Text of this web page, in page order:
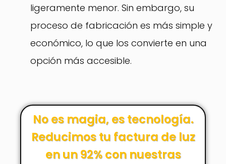
ligeramente menor. Sin embargo, su
proceso de fabricación es más simple y
económico, lo que los convierte en una
opción más accesible.
No es magia, es tecnología.
Reducimos tu factura de luz
en un 92% con nuestras